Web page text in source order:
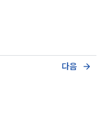
다음 arrow_forward